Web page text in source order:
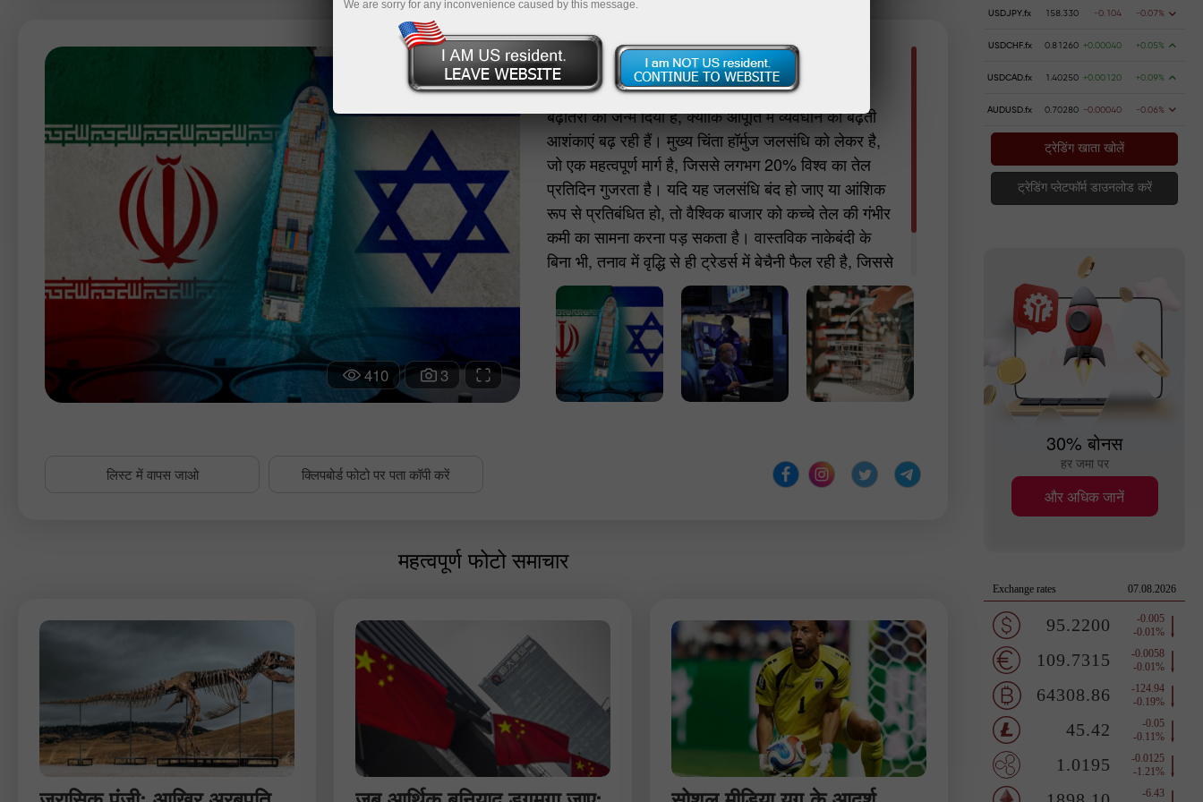
410 3
तेल की कीमतों में तेजी
फ़ारस की खाड़ी में सशस्त्र संघर्ष ने तेल की कीमतों में तेज़
बढ़ोतरी को जन्म दिया है, क्योंकि आपूर्ति में व्यवधान की बढ़ती
आशंकाएं बढ़ रही हैं। मुख्य चिंता हॉर्मुज जलसंधि को लेकर है,
जो एक महत्वपूर्ण मार्ग है, जिससे लगभग 20% विश्व का तेल
प्रतिदिन गुजरता है। यदि यह जलसंधि बंद हो जाए या आंशिक
रूप से प्रतिबंधित हो, तो वैश्विक बाजार को कच्चे तेल की गंभीर
कमी का सामना करना पड़ सकता है। वास्तविक नाकेबंदी के
बिना भी, तनाव में वृद्धि से ही ट्रेडर्स में बेचैनी फैल रही है, जिससे
कीमतें बढ़ रही हैं और वैश्विक अर्थव्यवस्था पर मुद्रास्फीति का
दबाव तेज़ हो रहा है।
लिस्ट में वापस जाओ क्लिपबोर्ड फोटो पर पता कॉपी करें
महत्वपूर्ण फोटो समाचार
USDJPY.fx 158.330 -0.104 -0.07%
USDCHF.fx 0.81260 +0.00040 +0.05%
USDCAD.fx 1.40250 +0.00120 +0.09%
AUDUSD.fx 0.70280 -0.00040 -0.06%
ट्रेडिंग खाता खोलें
ट्रेडिंग प्लेटफॉर्म डाउनलोड करें
30% बोनस
हर जमा पर
और अधिक जानें
We are sorry for any inconvenience caused by this message.